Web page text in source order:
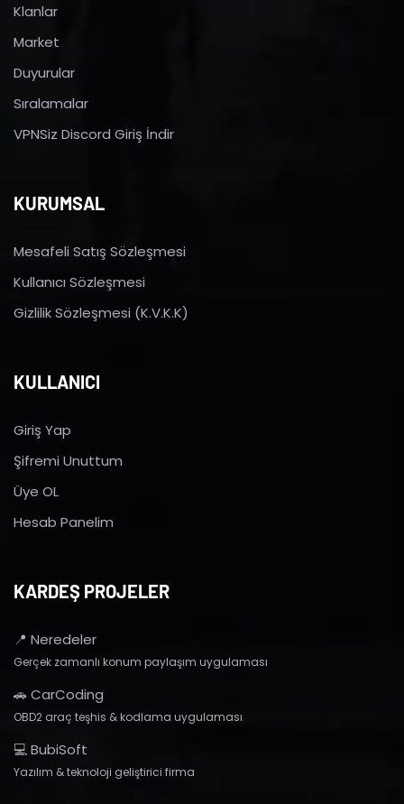
Klanlar
Market
Duyurular
Sıralamalar
VPNSiz Discord Giriş İndir
KURUMSAL
Mesafeli Satış Sözleşmesi
Kullanıcı Sözleşmesi
Gizlilik Sözleşmesi (K.V.K.K)
KULLANICI
Giriş Yap
Şifremi Unuttum
Üye OL
Hesab Panelim
KARDEŞ PROJELER
📍 Neredeler
Gerçek zamanlı konum paylaşım uygulaması
🚗 CarCoding
OBD2 araç teşhis & kodlama uygulaması
💻 BubiSoft
Yazılım & teknoloji geliştirici firma